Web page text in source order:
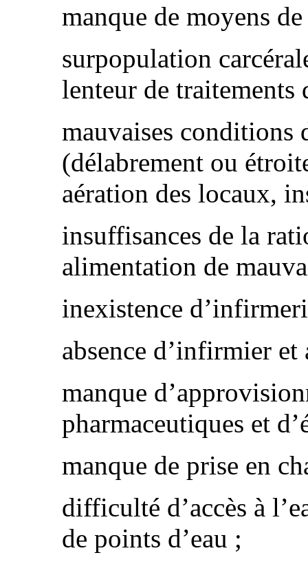
manque de moyens
surpopulation
lenteur de traitements
mauvaises conditions
(délabrement ou
aération des locaux,
insuffisances de la
alimentation de
inexistence
absence d’infirmier
manque
pharmaceutiques et
manque de prise en
difficulté d’accès à
de points d’eau ;